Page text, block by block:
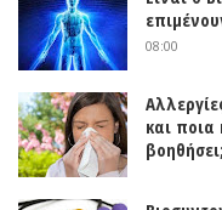
08:00
και
βοηθήσει;